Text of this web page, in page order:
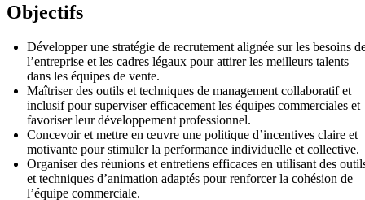
Objectifs
Développer une stratégie de recrutement alignée sur les besoins
l’entreprise et les cadres légaux pour attirer les meilleurs talents
dans les équipes de vente.
Maîtriser des outils et techniques de management collaboratif et
inclusif pour superviser efficacement les équipes commerciales et
favoriser leur développement professionnel.
Concevoir et mettre en œuvre une politique d’incentives claire et
motivante pour stimuler la performance individuelle et collective.
Organiser des réunions et entretiens efficaces en utilisant des
et techniques d’animation adaptés pour renforcer la cohésion de
l’équipe commerciale.